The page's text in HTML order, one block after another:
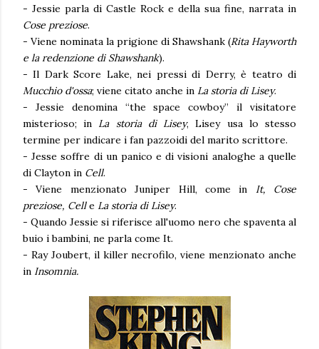
- Jessie parla di Castle Rock e della sua fine, narrata in
Cose preziose.
- Viene nominata la prigione di Shawshank (Rita Hayworth
e la redenzione di Shawshank).
- Il Dark Score Lake, nei pressi di Derry, è teatro di
Mucchio d'ossa; viene citato anche in La storia di Lisey.
- Jessie denomina “the space cowboy” il visitatore
misterioso; in La storia di Lisey, Lisey usa lo stesso
termine per indicare i fan pazzoidi del marito scrittore.
- Jesse soffre di un panico e di visioni analoghe a quelle
di Clayton in Cell.
- Viene menzionato Juniper Hill, come in It, Cose
preziose, Celle La storia di Lisey.
- Quando Jessie si riferisce all'uomo nero che spaventa al
buio i bambini, ne parla come It.
- Ray Joubert, il killer necrofilo, viene menzionato anche
in Insomnia.